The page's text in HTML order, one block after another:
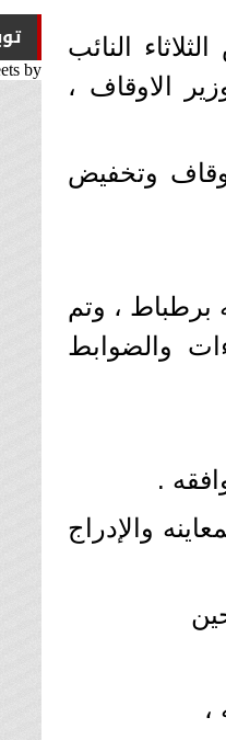
النائب
الاوقاف ،
وتخفيض
برطباط ، وتم
والضوابط
.
والإدراج
by